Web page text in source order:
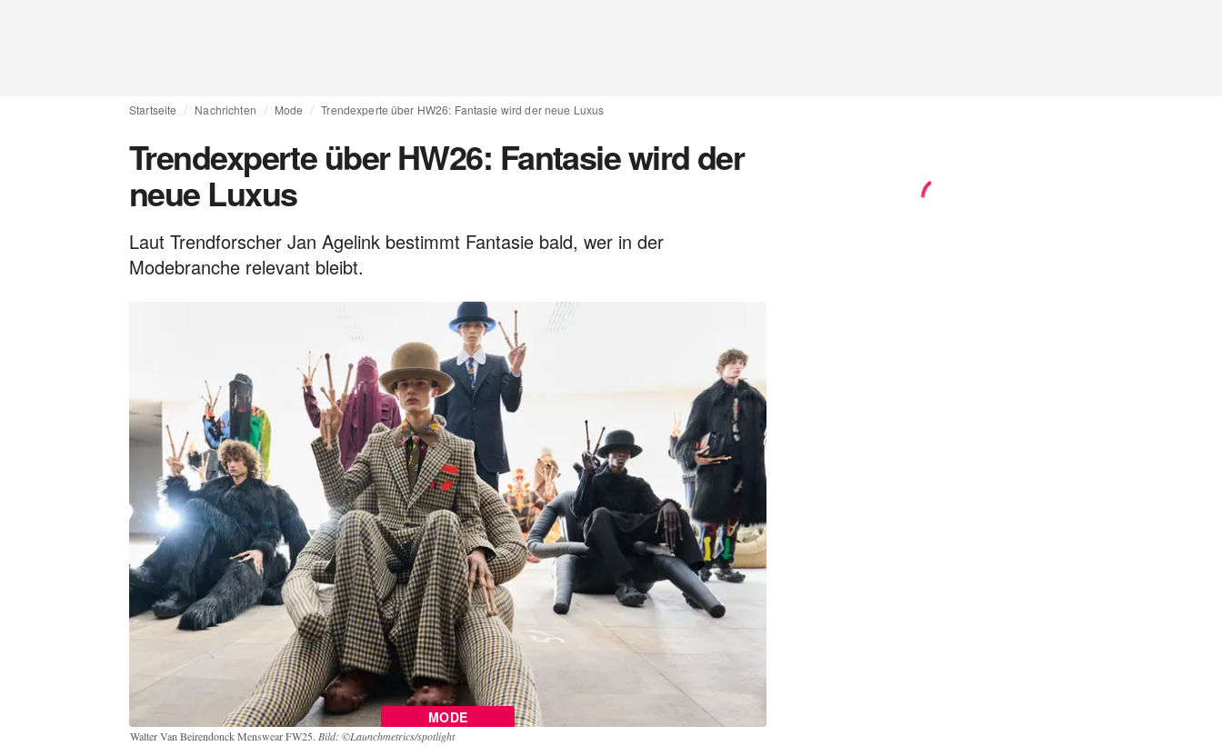
Startseite Nachrichten Mode Trendexperte über HW26: Fantasie wird der neue Luxus
Trendexperte über HW26: Fantasie wird der
neue Luxus
Laut Trendforscher Jan Agelink bestimmt Fantasie bald, wer in der
Modebranche relevant bleibt.
MODE
Walter Van Beirendonck Menswear FW25. Bild: ©Launchmetrics/spotlight